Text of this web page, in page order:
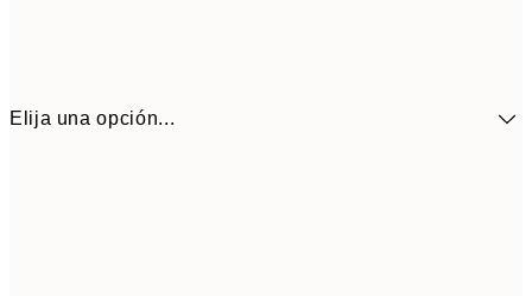
Elija una opción...